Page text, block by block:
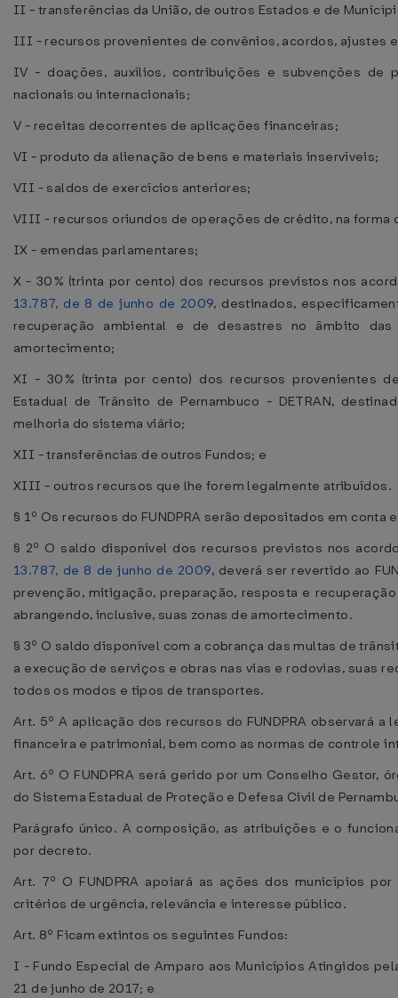
II - transferências da União, de outros Estados e de
III - recursos provenientes de convênios, acordos, ajustes
IV - doações, auxílios, contribuições e subvenções de
nacionais ou internacionais;
V - receitas decorrentes de aplicações financeiras;
VI - produto da alienação de bens e materiais inservíveis;
VII - saldos de exercícios anteriores;
VIII - recursos oriundos de operações de crédito, na forma
IX - emendas parlamentares;
X - 30% (trinta por cento) dos recursos previstos nos
13.787, de 8 de junho de 2009, destinados,
recuperação ambiental e de desastres no âmbito
amortecimento;
XI - 30% (trinta por cento) dos recursos provenientes
Estadual de Trânsito de Pernambuco - DETRAN,
melhoria do sistema viário;
XII - transferências de outros Fundos; e
XIII - outros recursos que lhe forem legalmente atribuídos.
§ 1º Os recursos do FUNDPRA serão depositados em
§ 2º O saldo disponível dos recursos previstos nos
13.787, de 8 de junho de 2009, deverá ser revertido ao
prevenção, mitigação, preparação, resposta e
abrangendo, inclusive, suas zonas de amortecimento.
§ 3º O saldo disponível com a cobrança das multas de
a execução de serviços e obras nas vias e rodovias, suas
todos os modos e tipos de transportes.
Art. 5º A aplicação dos recursos do FUNDPRA observará
financeira e patrimonial, bem como as normas de controle
Art. 6º O FUNDPRA será gerido por um Conselho
do Sistema Estadual de Proteção e Defesa Civil de
Parágrafo único. A composição, as atribuições e o
por decreto.
Art. 7º O FUNDPRA apoiará as ações dos municípios
critérios de urgência, relevância e interesse público.
Art. 8º Ficam extintos os seguintes Fundos:
I - Fundo Especial de Amparo aos Municípios Atingidos
21 de junho de 2017; e